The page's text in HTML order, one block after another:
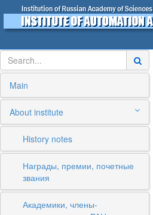
Main
About institute
History notes
Награды, премии, почетные
звания
Академики, члены-